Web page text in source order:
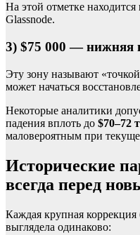
На этой отметке
Glassnode.
3) $75 000 — нижняя
Эту зону называют
может начаться
Некоторые аналитики
падения вплоть до $70–72
маловероятным при
Исторические
всегда перед
Каждая крупная коррекция
выглядела одинаково: